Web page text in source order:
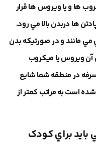
ها و يا ويروس ها قرار
ها دربدن بالا مي رود.
مانند و در صورتيكه بدن
آن ويروس يا ميكروب
در منطقه شما شايع
است به مراتب كمتر از
بايد براي كودک